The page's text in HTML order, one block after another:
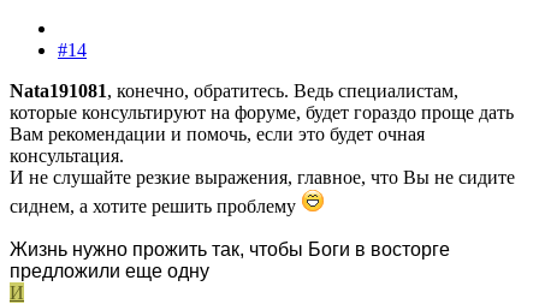
#14
Nata191081, конечно, обратитесь. Ведь специалистам,
которые консультируют на форуме, будет гораздо проще дать
Вам рекомендации и помочь, если это будет очная
консультация.
И не слушайте резкие выражения, главное, что Вы не сидите
сиднем, а хотите решить проблему
Жизнь нужно прожить так, чтобы Боги в восторге
предложили еще одну
И